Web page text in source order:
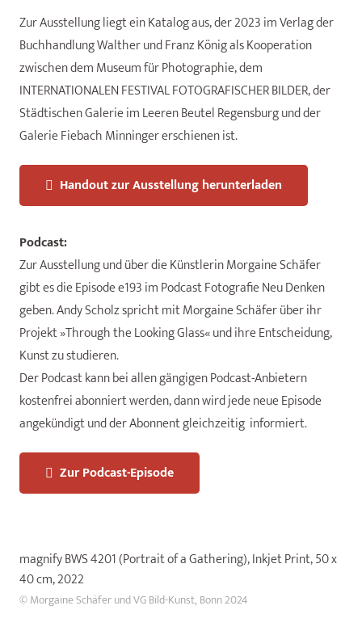
Zur Ausstellung liegt ein Katalog aus, der 2023 im Verlag der
Buchhandlung Walther und Franz König als Kooperation
zwischen dem Museum für Photographie, dem
INTERNATIONALEN FESTIVAL FOTOGRAFISCHER BILDER, der
Städtischen Galerie im Leeren Beutel Regensburg und der
Galerie Fiebach Minninger erschienen ist.
Handout zur Ausstellung herunterladen
Podcast:
Zur Ausstellung und über die Künstlerin Morgaine Schäfer
gibt es die Episode e193 im Podcast Fotografie Neu Denken
geben. Andy Scholz spricht mit Morgaine Schäfer über ihr
Projekt »Through the Looking Glass« und ihre Entscheidung,
Kunst zu studieren.
Der Podcast kann bei allen gängigen Podcast-Anbietern
kostenfrei abonniert werden, dann wird jede neue Episode
angekündigt und der Abonnent gleichzeitig informiert.
Zur Podcast-Episode
magnify BWS 4201 (Portrait of a Gathering), Inkjet Print, 50 x
40 cm, 2022
© Morgaine Schäfer und VG Bild-Kunst, Bonn 2024